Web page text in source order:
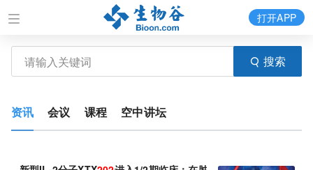
搜索
打开APP
资讯 会议 课程 空中讲坛